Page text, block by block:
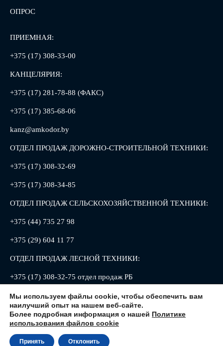
ОПРОС
ПРИЕМНАЯ:
+375 (17) 308-33-00
КАНЦЕЛЯРИЯ:
+375 (17) 281-78-88 (ФАКС)
+375 (17) 385-68-06
kanz@amkodor.by
ОТДЕЛ ПРОДАЖ ДОРОЖНО-СТРОИТЕЛЬНОЙ ТЕХНИКИ:
+375 (17) 308-32-69
+375 (17) 308-34-85
ОТДЕЛ ПРОДАЖ СЕЛЬСКОХОЗЯЙСТВЕННОЙ ТЕХНИКИ:
+375 (44) 735 27 98
+375 (29) 604 11 77
ОТДЕЛ ПРОДАЖ ЛЕСНОЙ ТЕХНИКИ:
+375 (17) 308-32-75 отдел продаж РБ
+375 (17) 308-32-88 отдел продаж РФ
Мы используем файлы cookie, чтобы обеспечить вам
наилучший опыт на нашем веб-сайте.
Более подробная информация о нашей Политике
использования файлов cookie
Принять Отклонить